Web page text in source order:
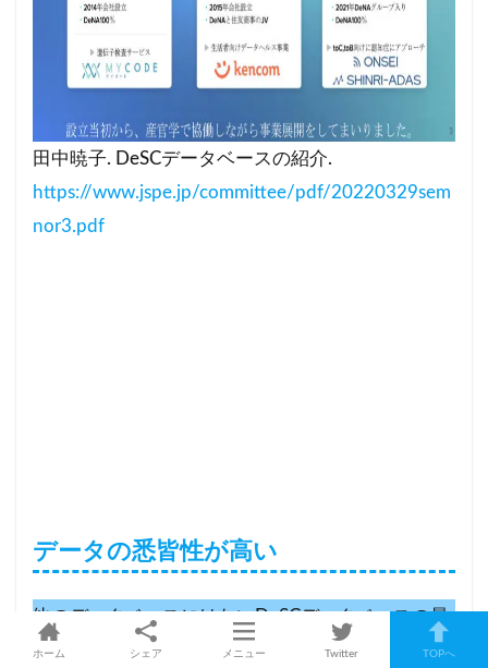
田中暁子. DeSCデータベースの紹介.
https://www.jspe.jp/committee/pdf/20220329sem
nor3.pdf
データの悉皆性が高い
他のデータベースにはないDeSCデータベースの最
大の魅力、
それはなんといっても悉皆性の高さ で
ホーム シェア メニュー Twitter TOPへ